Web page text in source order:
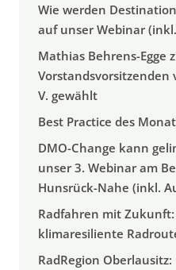
Wie werden
auf unser Webinar
Mathias Behrens-Egge
Vorstandsvorsitzenden
V. gewählt
Best Practice des
DMO-Change kann
unser 3. Webinar am
Hunsrück-Nahe (inkl.
Radfahren mit
klimaresiliente
RadRegion